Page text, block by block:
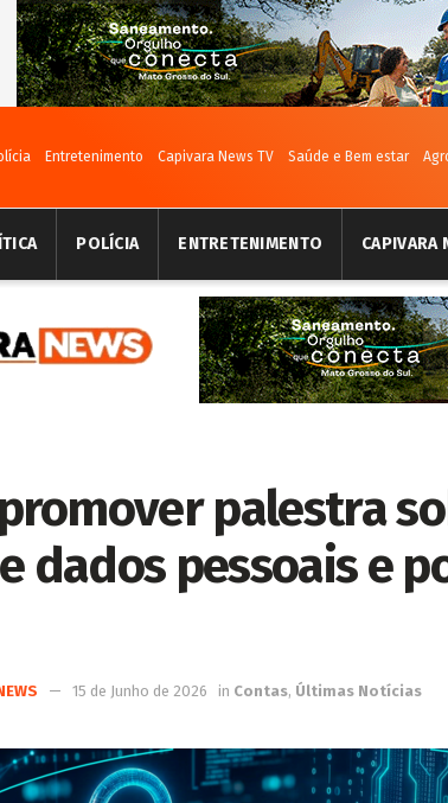
Entretenimento Capivara News TV Saúde e Bem estar
POLÍCIA ENTRETENIMENTO CAPIVARA
palestra
dados pessoais e
15 de Junho de 2026 in Contas, Últimas Notícias